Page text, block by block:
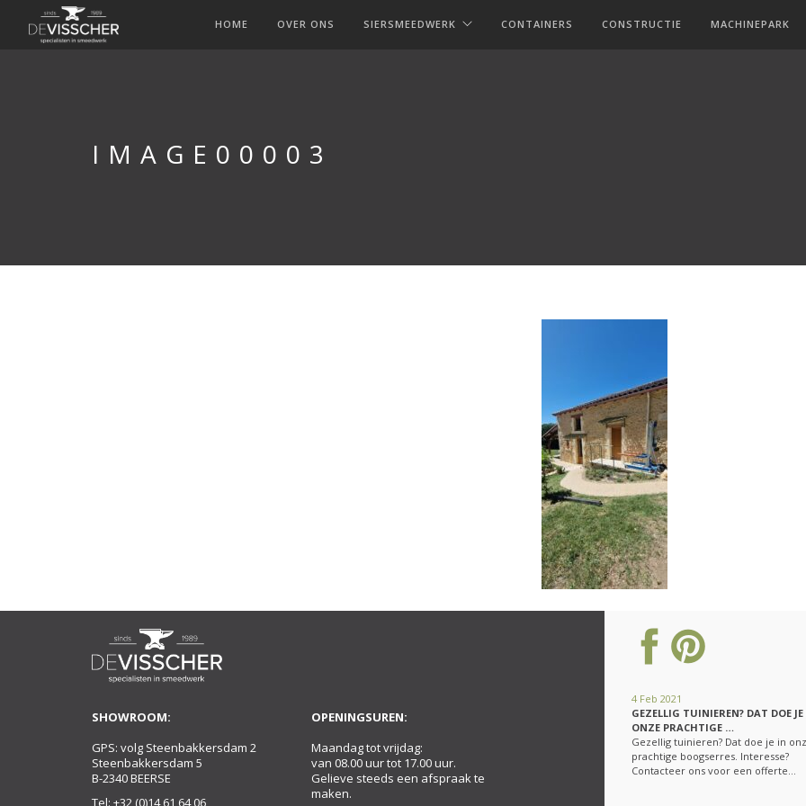
HOME OVER ONS SIERSMEEDWERK CONTAINERS CONSTRUCTIE MACHINEPARK
IMAGE00003
SHOWROOM:
GPS: volg Steenbakkersdam 2
Steenbakkersdam 5
B-2340 BEERSE
Tel: +32 (0)14 61 64 06
OPENINGSUREN:
Maandag tot vrijdag:
van 08.00 uur tot 17.00 uur.
Gelieve steeds een afspraak te
maken.
4 Feb 2021
GEZELLIG TUINIEREN? DAT DOE
ONZE PRACHTIGE …
Gezellig tuinieren? Dat doe je in
prachtige boogserres. Interesse?
Contacteer ons voor een offerte…